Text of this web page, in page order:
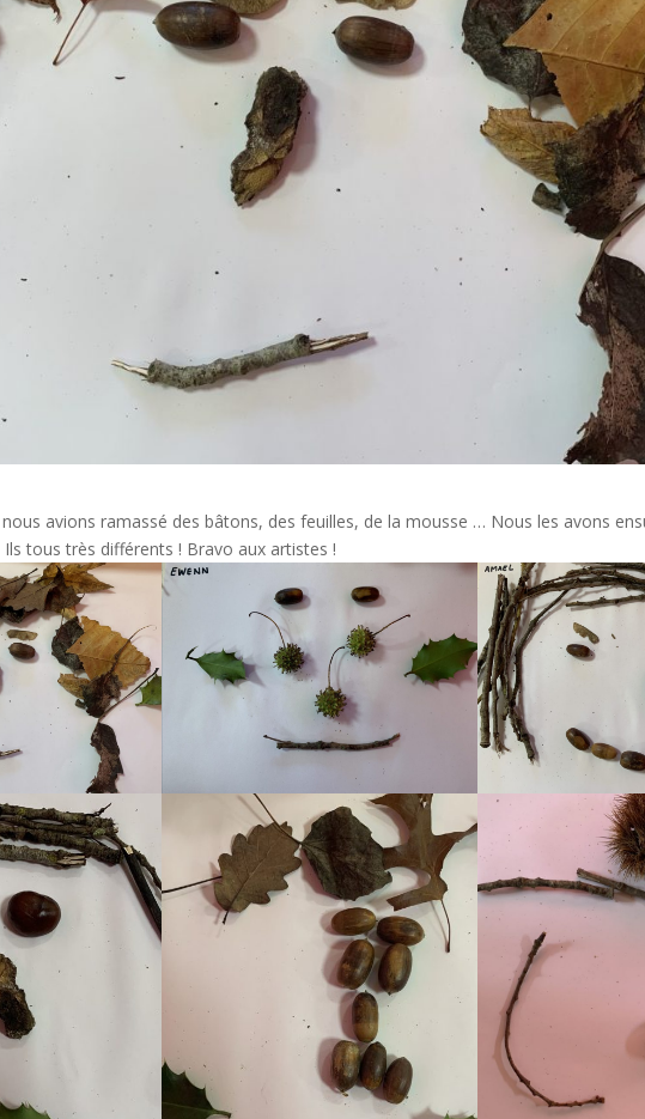
avions ramassé des bâtons, des feuilles, de la mousse … Nous les avons
Ils tous très différents ! Bravo aux artistes !